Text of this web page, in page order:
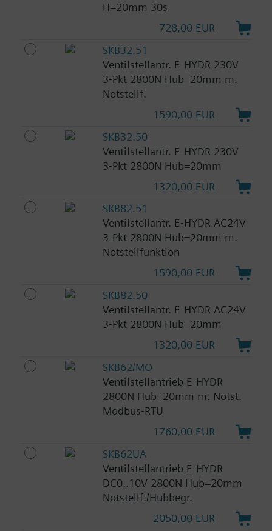
H=20mm 30s
728,00 EUR
SKB32.51
Ventilstellantr. E-HYDR 230V
3-Pkt 2800N Hub=20mm m.
Notstellf.
1590,00 EUR
SKB32.50
Ventilstellantr. E-HYDR 230V
3-Pkt 2800N Hub=20mm
1320,00 EUR
SKB82.51
Ventilstellantr. E-HYDR AC24V
3-Pkt 2800N Hub=20mm m.
Notstellfunktion
1590,00 EUR
SKB82.50
Ventilstellantr. E-HYDR AC24V
3-Pkt 2800N Hub=20mm
1320,00 EUR
SKB62/MO
Ventilstellantrieb E-HYDR
2800N Hub=20mm m. Notst.
Modbus-RTU
1760,00 EUR
SKB62UA
Ventilstellantrieb E-HYDR
DC0..10V 2800N Hub=20mm
Notstellf./Hubbegr.
2050,00 EUR